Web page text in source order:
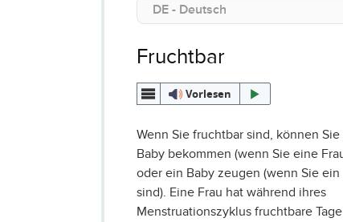
Fruchtbar
Vorlesen
Wenn Sie fruchtbar sind, können Sie
Baby bekommen (wenn Sie eine
oder ein Baby zeugen (wenn Sie ein
sind). Eine Frau hat während ihres
Menstruationszyklus fruchtbare